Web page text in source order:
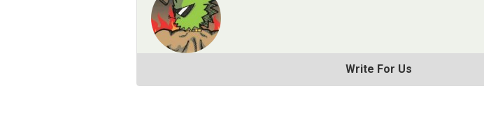
Write For Us